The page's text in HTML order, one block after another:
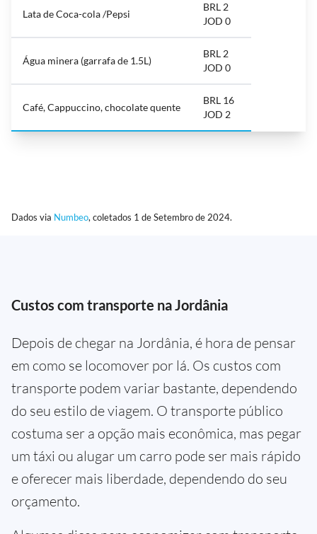
Lata de Coca-cola /Pepsi
BRL 2
JOD 0
Água minera (garrafa de 1.5L)
BRL 2
JOD 0
Café, Cappuccino, chocolate quente
BRL 16
JOD 2
Dados via Numbeo, coletados 1 de Setembro de 2024.
Custos com transporte na Jordânia
Depois de chegar na Jordânia, é hora de pensar
em como se locomover por lá. Os custos com
transporte podem variar bastante, dependendo
do seu estilo de viagem. O transporte público
costuma ser a opção mais econômica, mas pegar
um táxi ou alugar um carro pode ser mais rápido
e oferecer mais liberdade, dependendo do seu
orçamento.